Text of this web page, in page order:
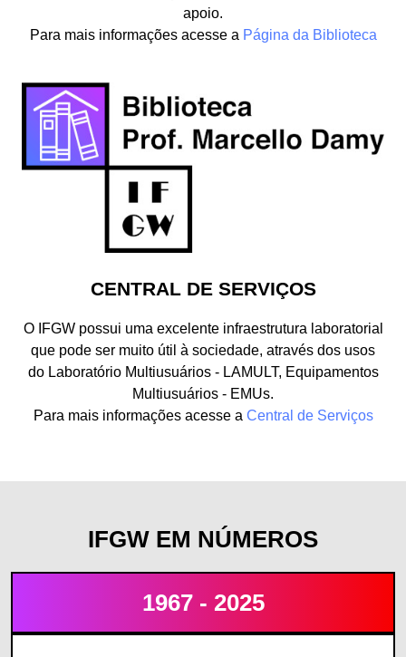
apoio.
Para mais informações acesse a Página da Biblioteca
CENTRAL DE SERVIÇOS
O IFGW possui uma excelente infraestrutura laboratorial
que pode ser muito útil à sociedade, através dos usos
do Laboratório Multiusuários - LAMULT, Equipamentos
Multiusuários - EMUs.
Para mais informações acesse a Central de Serviços
IFGW EM NÚMEROS
1967 - 2025